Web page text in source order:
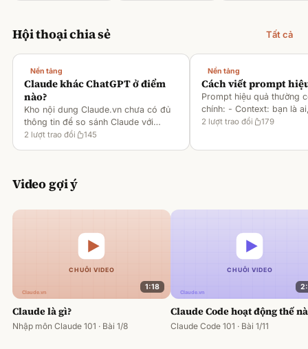
Hội thoại chia sẻ Tất cả
Nền tảng
Claude khác ChatGPT ở điểm
nào?
Kho nội dung Claude.vn chưa có đủ
thông tin để so sánh Claude với
ChatGPT. Hiện chỉ có tài liệu về
2 lượt trao đổi 145
Nền tảng
Cách viết prompt
Prompt hiệu quả thường
chính: - Context: bạn là
gì [1][2][6] - Task: muốn
2 lượt trao đổi 179
Video gợi ý
1:18
Claude là gì?
Nhập môn Claude 101 · Bài 1/8
Claude Code hoạt động thế
Claude Code 101 · Bài 1/11